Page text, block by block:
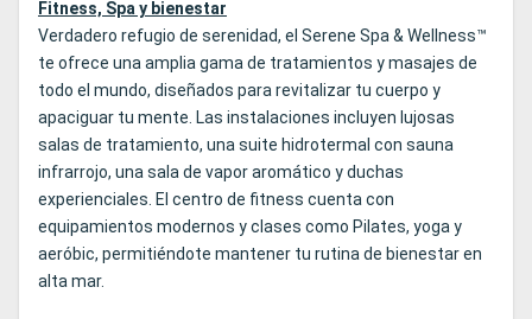
Fitness, Spa y bienestar
Verdadero refugio de serenidad, el Serene Spa & Wellness™
te ofrece una amplia gama de tratamientos y masajes de
todo el mundo, diseñados para revitalizar tu cuerpo y
apaciguar tu mente. Las instalaciones incluyen lujosas
salas de tratamiento, una suite hidrotermal con sauna
infrarrojo, una sala de vapor aromático y duchas
experienciales. El centro de fitness cuenta con
equipamientos modernos y clases como Pilates, yoga y
aeróbic, permitiéndote mantener tu rutina de bienestar en
alta mar.